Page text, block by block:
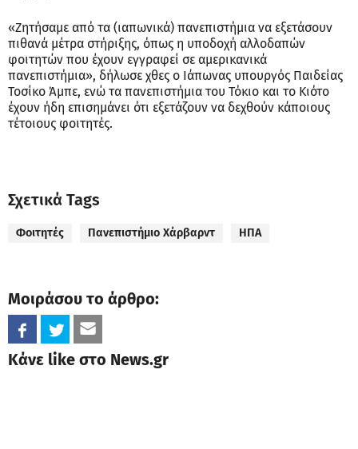
«Ζητήσαμε από τα (ιαπωνικά) πανεπιστήμια να εξετάσουν
πιθανά μέτρα στήριξης, όπως η υποδοχή αλλοδαπών
φοιτητών που έχουν εγγραφεί σε αμερικανικά
πανεπιστήμια», δήλωσε χθες ο Ιάπωνας υπουργός Παιδείας
Τοσίκο Άμπε, ενώ τα πανεπιστήμια του Τόκιο και το Κιότο
έχουν ήδη επισημάνει ότι εξετάζουν να δεχθούν κάποιους
τέτοιους φοιτητές.
Σχετικά Tags
Φοιτητές Πανεπιστήμιο Χάρβαρντ ΗΠΑ
Μοιράσου το άρθρο:
Κάνε like στο News.gr